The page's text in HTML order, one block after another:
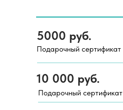
Подарочный сертификат
10 000 руб.
5000 руб.
Подарочный сертификат